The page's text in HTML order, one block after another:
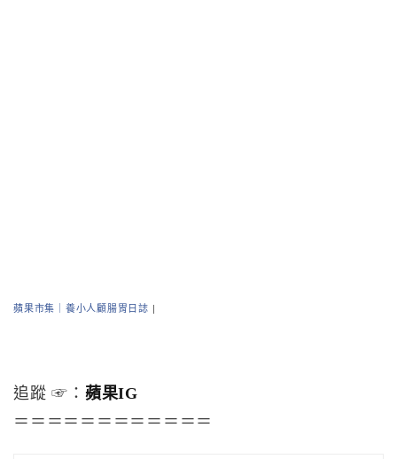
蘋果市集｜養小人顧腸胃日誌 |
追蹤 ☞： 蘋果IG
＝＝＝＝＝＝＝＝＝＝＝＝